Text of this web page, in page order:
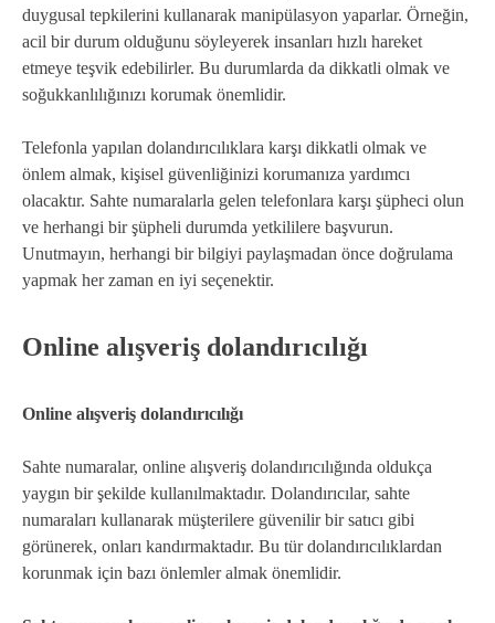
duygusal tepkilerini kullanarak manipülasyon yaparlar. Örneğin,
acil bir durum olduğunu söyleyerek insanları hızlı hareket
etmeye teşvik edebilirler. Bu durumlarda da dikkatli olmak ve
soğukkanlılığınızı korumak önemlidir.
Telefonla yapılan dolandırıcılıklara karşı dikkatli olmak ve
önlem almak, kişisel güvenliğinizi korumanıza yardımcı
olacaktır. Sahte numaralarla gelen telefonlara karşı şüpheci olun
ve herhangi bir şüpheli durumda yetkililere başvurun.
Unutmayın, herhangi bir bilgiyi paylaşmadan önce doğrulama
yapmak her zaman en iyi seçenektir.
Online alışveriş dolandırıcılığı
Online alışveriş dolandırıcılığı
Sahte numaralar, online alışveriş dolandırıcılığında oldukça
yaygın bir şekilde kullanılmaktadır. Dolandırıcılar, sahte
numaraları kullanarak müşterilere güvenilir bir satıcı gibi
görünerek, onları kandırmaktadır. Bu tür dolandırıcılıklardan
korunmak için bazı önlemler almak önemlidir.